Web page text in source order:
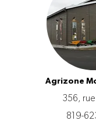
Agrizone
356,
819-